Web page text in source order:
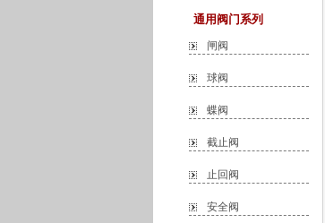
通用阀门系列
闸阀
球阀
蝶阀
截止阀
止回阀
安全阀